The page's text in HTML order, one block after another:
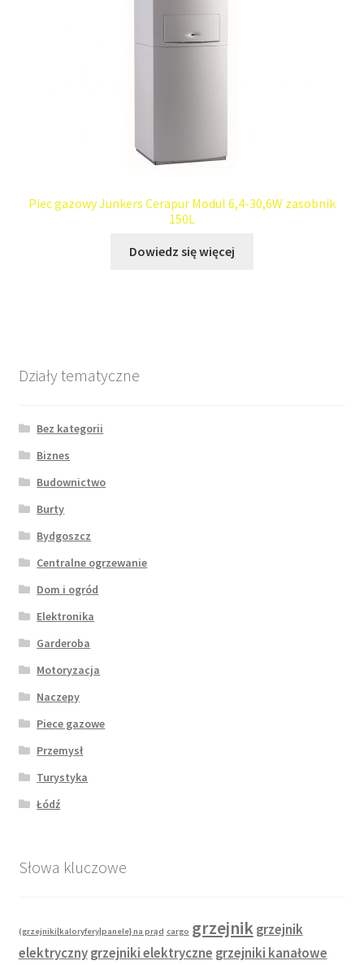
Piec gazowy Junkers Cerapur Modul 6,4-30,6W zasobnik
150L
Dowiedz się więcej
Działy tematyczne
Bez kategorii
Biznes
Budownictwo
Burty
Bydgoszcz
Centralne ogrzewanie
Dom i ogród
Elektronika
Garderoba
Motoryzacja
Naczepy
Piece gazowe
Przemysł
Turystyka
Łódź
Słowa kluczowe
(grzejniki|kaloryfery|panele} na prąd cargo grzejnik grzejnik
elektryczny grzejniki elektryczne grzejniki kanałowe